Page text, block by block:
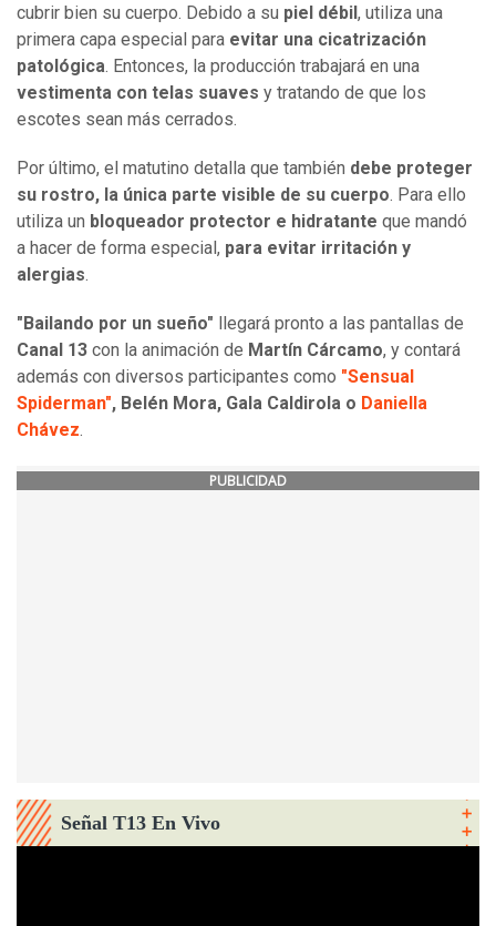
cubrir bien su cuerpo. Debido a su piel débil, utiliza una
primera capa especial para evitar una cicatrización
patológica . Entonces, la producción trabajará en una
vestimenta con telas suaves y tratando de que los
escotes sean más cerrados.
Por último, el matutino detalla que también debe proteger
su rostro, la única parte visible de su cuerpo . Para ello
utiliza un bloqueador protector e hidratante que mandó
a hacer de forma especial, para evitar irritación y
alergias
"Bailando por un sueño" llegará pronto a las pantallas de
Canal 13 con la animación de Martín Cárcamo, y contará
además con diversos participantes como "Sensual
Spiderman", Belén Mora, Gala Caldirola o Daniella
Chávez
PUBLICIDAD
Señal T13 En Vivo